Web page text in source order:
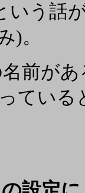
いう話
)。
名前が
てい